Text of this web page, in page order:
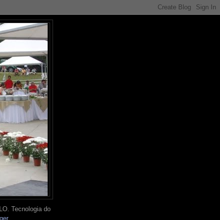
Tecnologia do
.